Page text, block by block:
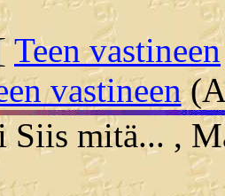
Teen vastineen
vastineen
Siis mitä... ,